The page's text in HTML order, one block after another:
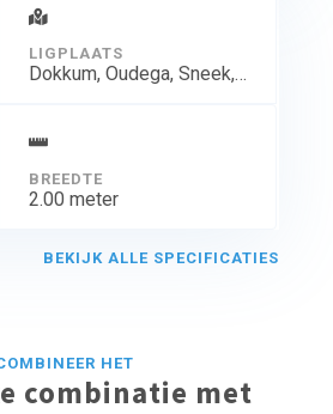
LIGPLAATS
Dokkum, Oudega, Sneek, Tjeukemeer, Woudsend, Kessel(L)
BREEDTE
2.00 meter
BEKIJK ALLE SPECIFICATIES
HET
combinatie met